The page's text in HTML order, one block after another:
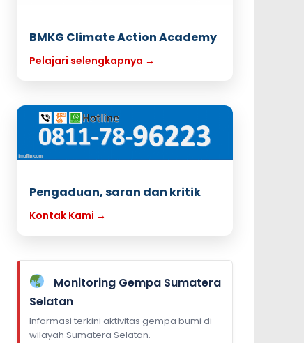
BMKG Climate Action Academy
Pelajari selengkapnya →
Pengaduan, saran dan kritik
Kontak Kami →
Monitoring Gempa Sumatera
Selatan
Informasi terkini aktivitas gempa bumi di
wilayah Sumatera Selatan.